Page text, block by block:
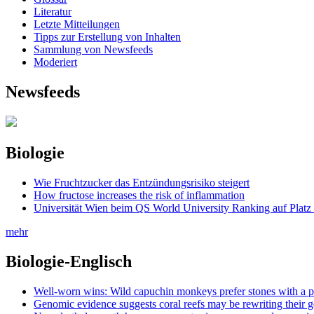
Literatur
Letzte Mitteilungen
Tipps zur Erstellung von Inhalten
Sammlung von Newsfeeds
Moderiert
Newsfeeds
Biologie
Wie Fruchtzucker das Entzündungsrisiko steigert
How fructose increases the risk of inflammation
Universität Wien beim QS World University Ranking auf Platz
mehr
Biologie-Englisch
Well-worn wins: Wild capuchin monkeys prefer stones with a
Genomic evidence suggests coral reefs may be rewriting their